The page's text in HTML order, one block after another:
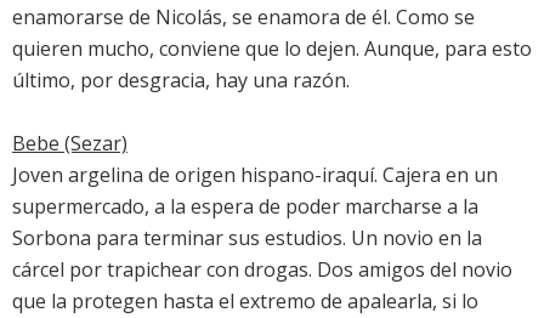
enamorarse de Nicolás, se enamora de él. Como se
quieren mucho, conviene que lo dejen. Aunque, para esto
último, por desgracia, hay una razón.
Bebe (Sezar)
Joven argelina de origen hispano-iraquí. Cajera en un
supermercado, a la espera de poder marcharse a la
Sorbona para terminar sus estudios. Un novio en la
cárcel por trapichear con drogas. Dos amigos del novio
que la protegen hasta el extremo de apalearla, si lo